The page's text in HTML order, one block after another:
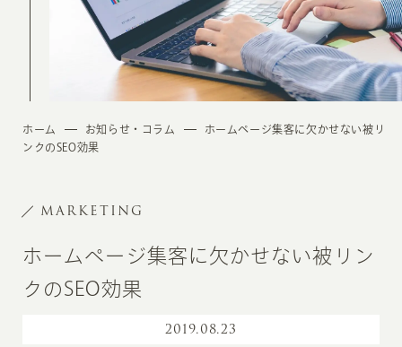
ホーム お知らせ・コラム
ホームページ集客に欠かせない被リ
ンクのSEO効果
MARKETING
ホームページ集客に欠かせない被リン
クのSEO効果
2019.08.23